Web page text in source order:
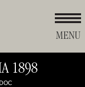
MENU
1898